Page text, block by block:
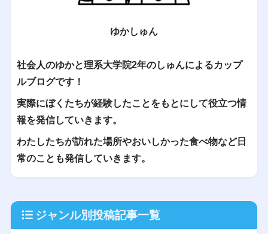
ゆかしゅん
社会人のゆかと理系大学院2年のしゅんによるカップ
ルブログです！
実際にぼくたちが経験したことをもとにして役立つ情
報を発信していきます。
わたしたちが訪れた場所やおいしかった食べ物など日
常のことも発信していきます。
ジャンル別投稿記事一覧